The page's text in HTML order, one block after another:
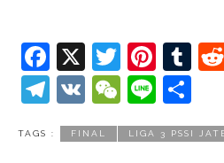
Facebook
X Twitter
Telegram
VK WeChat
Line
TAGS : FINAL LIGA 3 PSSI